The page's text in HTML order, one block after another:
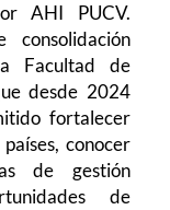
AHI PUCV.
Facultad de
desde 2024
fortalecer
conocer
de gestión
de